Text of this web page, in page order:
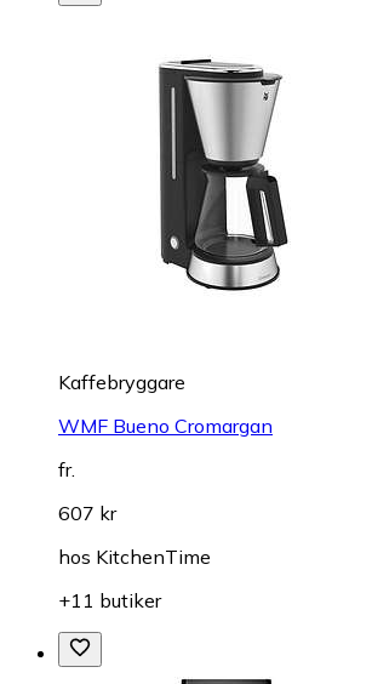
Kaffebryggare
WMF Bueno Cromargan
fr.
607 kr
hos KitchenTime
+11 butiker